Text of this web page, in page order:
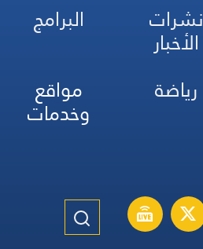
نشرات
الأخبار
البرامج
رياضة مواقع
وخدمات